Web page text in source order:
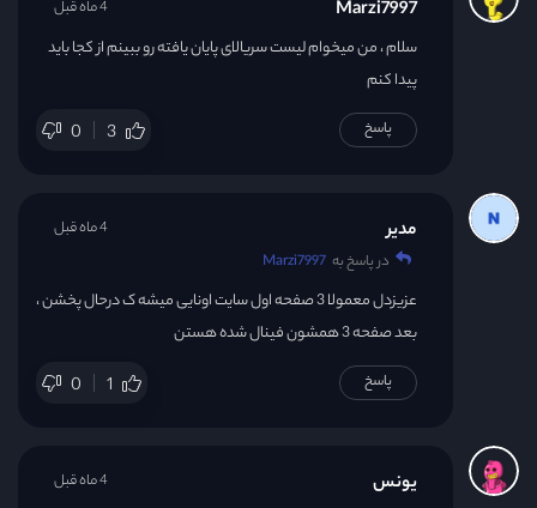
Marzi7997
سلام ، من میخوام لیست سریالای پایان یافته رو ببینم از کجا باید
پیدا کنم
0 3
4 ماه قبل
پاسخ
مدیر
در پاسخ به Marzi7997
عزیزدل معمولا 3 صفحه اول سایت اونایی میشه ک درحال پخشن ،
بعد صفحه 3 همشون فینال شده هستن
0 1
4 ماه قبل
پاسخ
یونس 4 ماه قبل